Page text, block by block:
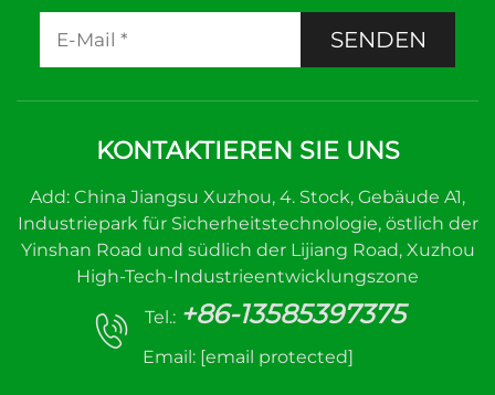
SENDEN
KONTAKTIEREN SIE UNS
Add: China Jiangsu Xuzhou, 4. Stock, Gebäude A1,
Industriepark für Sicherheitstechnologie, östlich der
Yinshan Road und südlich der Lijiang Road, Xuzhou
High-Tech-Industrieentwicklungszone
Tel.: +86-13585397375
Email: [email protected]